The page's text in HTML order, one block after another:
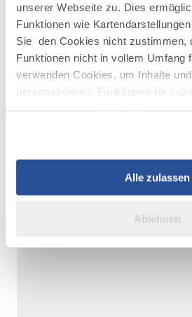
unserer Webseite zu. Dies
Funktionen wie
Sie den Cookies nicht zustimmen,
Funktionen nicht in vollem Umfang
verwenden Cookies, um Inhalte
personalisieren, Funktionen für
Verwendung unserer Website an
soziale Medien, Werbung und
Partner führen diese Informationen
weiteren Daten zusammen, die Sie
Alle zulassen
Ablehnen
©
Filmlocation Kempten Burghalde Mauer